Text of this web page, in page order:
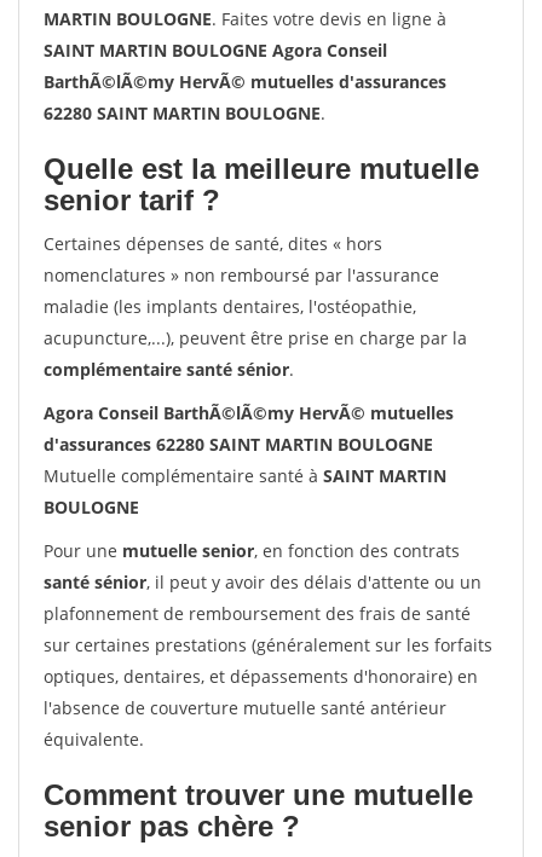
MARTIN BOULOGNE. Faites votre devis en ligne à
SAINT MARTIN BOULOGNE Agora Conseil
BarthÃ©lÃ©my HervÃ© mutuelles d'assurances
62280 SAINT MARTIN BOULOGNE.
Quelle est la meilleure mutuelle
senior tarif ?
Certaines dépenses de santé, dites « hors
nomenclatures » non remboursé par l'assurance
maladie (les implants dentaires, l'ostéopathie,
acupuncture,...), peuvent être prise en charge par la
complémentaire santé sénior.
Agora Conseil BarthÃ©lÃ©my HervÃ© mutuelles
d'assurances 62280 SAINT MARTIN BOULOGNE
Mutuelle complémentaire santé à SAINT MARTIN
BOULOGNE
Pour une mutuelle senior, en fonction des contrats
santé sénior, il peut y avoir des délais d'attente ou un
plafonnement de remboursement des frais de santé
sur certaines prestations (généralement sur les forfaits
optiques, dentaires, et dépassements d'honoraire) en
l'absence de couverture mutuelle santé antérieur
équivalente.
Comment trouver une mutuelle
senior pas chère ?